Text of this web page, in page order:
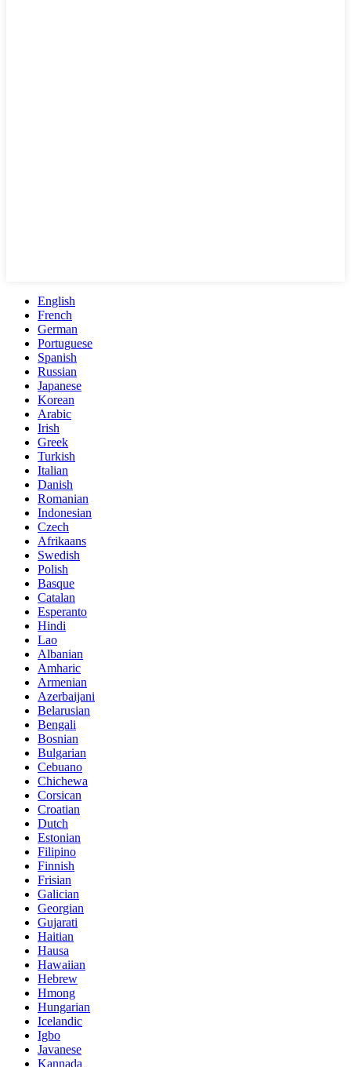
English
French
German
Portuguese
Spanish
Russian
Japanese
Korean
Arabic
Irish
Greek
Turkish
Italian
Danish
Romanian
Indonesian
Czech
Afrikaans
Swedish
Polish
Basque
Catalan
Esperanto
Hindi
Lao
Albanian
Amharic
Armenian
Azerbaijani
Belarusian
Bengali
Bosnian
Bulgarian
Cebuano
Chichewa
Corsican
Croatian
Dutch
Estonian
Filipino
Finnish
Frisian
Galician
Georgian
Gujarati
Haitian
Hausa
Hawaiian
Hebrew
Hmong
Hungarian
Icelandic
Igbo
Javanese
Kannada